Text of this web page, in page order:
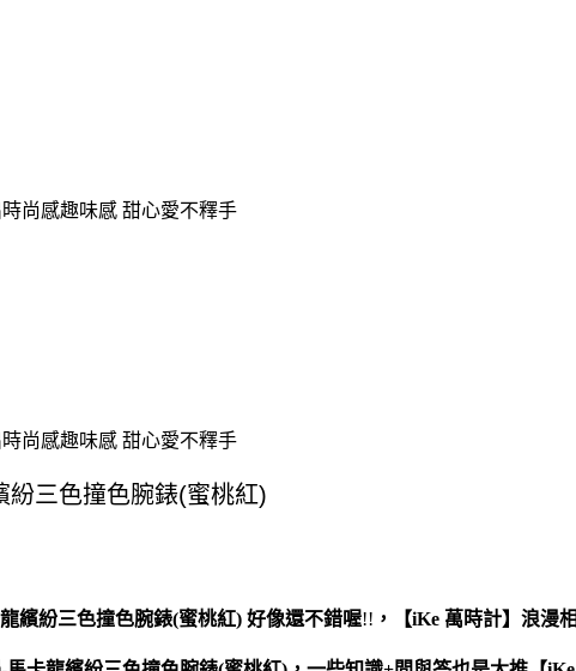
尚感趣味感 甜心愛不釋手
尚感趣味感 甜心愛不釋手
繽紛三色撞色腕錶(蜜桃紅) 好像還不錯喔!! ， 【iKe 萬時計】浪漫